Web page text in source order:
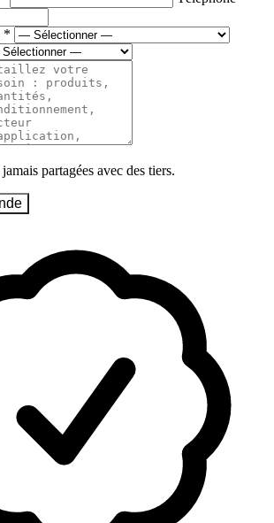
*
partagées avec des tiers.